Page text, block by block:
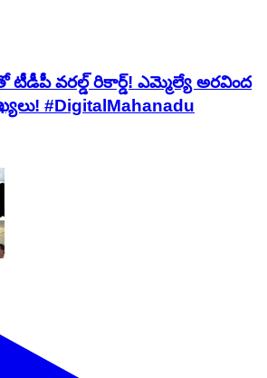
వరల్డ్ రికార్డ్! ఎమ్మెల్యే అరవింద
#DigitalMahanadu